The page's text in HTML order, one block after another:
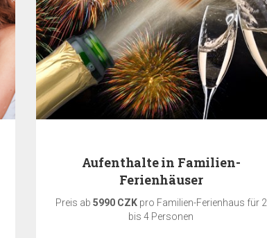
Aufenthalte in Familien-
Ferienhäuser
Preis ab 5990 CZKpro Familien-Ferienhaus für 2
bis 4 Personen